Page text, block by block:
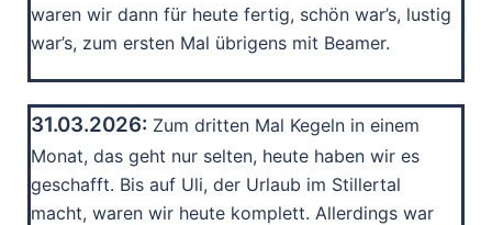
waren wir dann für heute fertig, schön war’s, lustig
war’s, zum ersten Mal übrigens mit Beamer.
31.03.2026: Zum dritten Mal Kegeln in einem
Monat, das geht nur selten, heute haben wir es
geschafft. Bis auf Uli, der Urlaub im Stillertal
macht, waren wir heute komplett. Allerdings war